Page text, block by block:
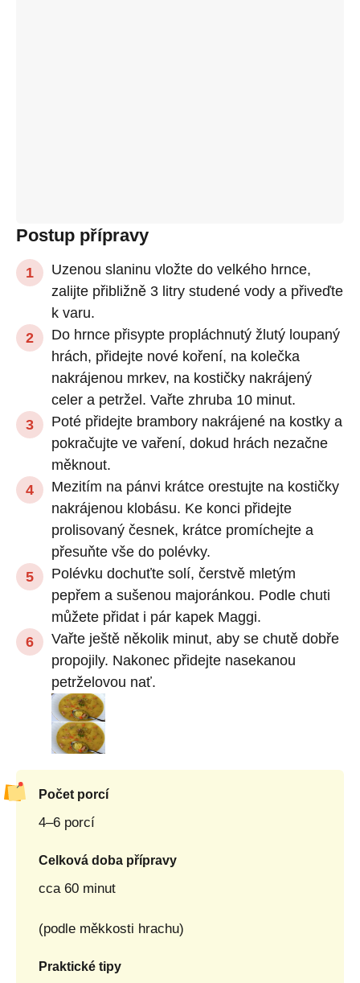
Postup přípravy
Uzenou slaninu vložte do velkého hrnce,
zalijte přibližně 3 litry studené vody a přiveďte
k varu.
Do hrnce přisypte propláchnutý žlutý loupaný
hrách, přidejte nové koření, na kolečka
nakrájenou mrkev, na kostičky nakrájený
celer a petržel. Vařte zhruba 10 minut.
Poté přidejte brambory nakrájené na kostky a
pokračujte ve vaření, dokud hrách nezačne
měknout.
Mezitím na pánvi krátce orestujte na kostičky
nakrájenou klobásu. Ke konci přidejte
prolisovaný česnek, krátce promíchejte a
přesuňte vše do polévky.
Polévku dochuťte solí, čerstvě mletým
pepřem a sušenou majoránkou. Podle chuti
můžete přidat i pár kapek Maggi.
Vařte ještě několik minut, aby se chutě dobře
propojily. Nakonec přidejte nasekanou
petrželovou nať.
Počet porcí
4–6 porcí
Celková doba přípravy
cca 60 minut
(podle měkkosti hrachu)
Praktické tipy